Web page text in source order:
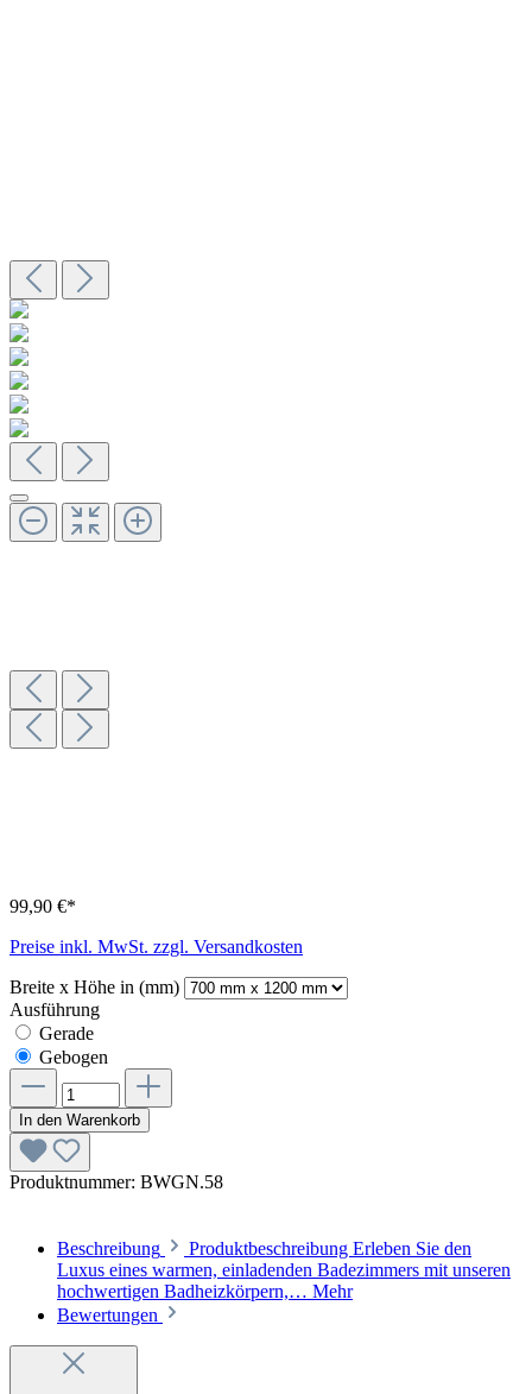
99,90 €*
Preise inkl. MwSt. zzgl. Versandkosten
Breite x Höhe in (mm)
Ausführung
Gerade
Gebogen
In den Warenkorb
Produktnummer: BWGN.58
Beschreibung
Produktbeschreibung Erleben Sie den
Luxus eines warmen, einladenden Badezimmers mit unseren
hochwertigen Badheizkörpern,… Mehr
Bewertungen